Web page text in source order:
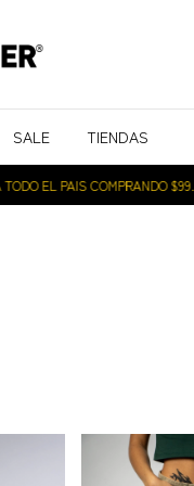
SALE TIENDAS
EL PAIS COMPRANDO $99.000